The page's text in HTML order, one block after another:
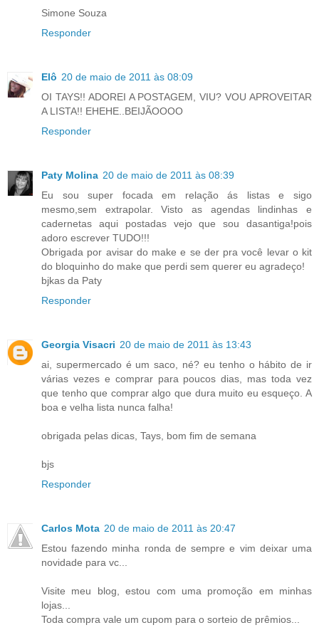
Simone Souza
Responder
Elô 20 de maio de 2011 às 08:09
OI TAYS!! ADOREI A POSTAGEM, VIU? VOU APROVEITAR
A LISTA!! EHEHE..BEIJÃOOOO
Responder
Paty Molina 20 de maio de 2011 às 08:39
Eu sou super focada em relação ás listas e sigo
mesmo,sem extrapolar. Visto as agendas lindinhas e
cadernetas aqui postadas vejo que sou dasantiga!pois
adoro escrever TUDO!!!
Obrigada por avisar do make e se der pra você levar o kit
do bloquinho do make que perdi sem querer eu agradeço!
bjkas da Paty
Responder
Georgia Visacri 20 de maio de 2011 às 13:43
ai, supermercado é um saco, né? eu tenho o hábito de ir
várias vezes e comprar para poucos dias, mas toda vez
que tenho que comprar algo que dura muito eu esqueço. A
boa e velha lista nunca falha!
obrigada pelas dicas, Tays, bom fim de semana
bjs
Responder
Carlos Mota 20 de maio de 2011 às 20:47
Estou fazendo minha ronda de sempre e vim deixar uma
novidade para vc...
Visite meu blog, estou com uma promoção em minhas
lojas...
Toda compra vale um cupom para o sorteio de prêmios...